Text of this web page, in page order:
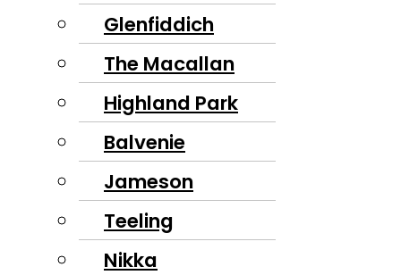
Glenfiddich
The Macallan
Highland Park
Balvenie
Jameson
Teeling
Nikka